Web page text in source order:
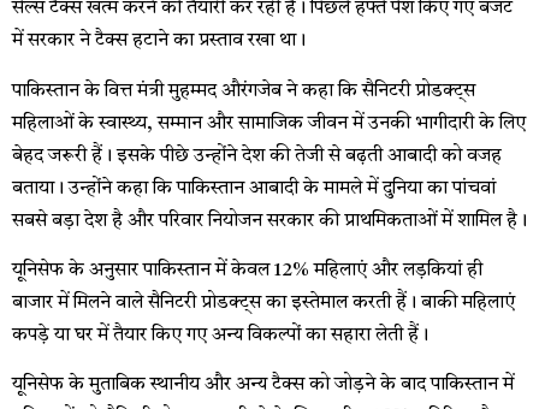
सेल्स टैक्स खत्म करने की तैयारी कर रही है। पिछले हफ्ते पेश किए गए बजट
में सरकार ने टैक्स हटाने का प्रस्ताव रखा था।
पाकिस्तान के वित्त मंत्री मुहम्मद औरंगजेब ने कहा कि सैनिटरी प्रोडक्ट्स
महिलाओं के स्वास्थ्य, सम्मान और सामाजिक जीवन में उनकी भागीदारी के लिए
बेहद जरूरी हैं। इसके पीछे उन्होंने देश की तेजी से बढ़ती आबादी को वजह
बताया। उन्होंने कहा कि पाकिस्तान आबादी के मामले में दुनिया का पांचवां
सबसे बड़ा देश है और परिवार नियोजन सरकार की प्राथमिकताओं में शामिल है।
यूनिसेफ के अनुसार पाकिस्तान में केवल 12% महिलाएं और लड़कियां ही
बाजार में मिलने वाले सैनिटरी प्रोडक्ट्स का इस्तेमाल करती हैं। बाकी महिलाएं
कपड़े या घर में तैयार किए गए अन्य विकल्पों का सहारा लेती हैं।
यूनिसेफ के मुताबिक स्थानीय और अन्य टैक्स को जोड़ने के बाद पाकिस्तान में